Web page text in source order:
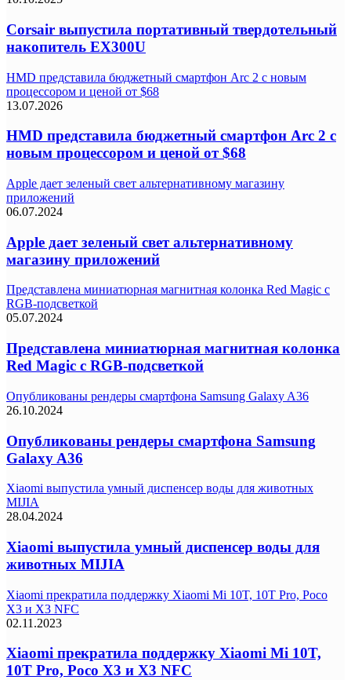
Corsair выпустила портативный твердотельный
накопитель EX300U
HMD представила бюджетный смартфон Arc 2 с новым
процессором и ценой от $68
13.07.2026
HMD представила бюджетный смартфон Arc 2 с
новым процессором и ценой от $68
Apple дает зеленый свет альтернативному магазину
приложений
06.07.2024
Apple дает зеленый свет альтернативному
магазину приложений
Представлена миниатюрная магнитная колонка Red Magic с
RGB-подсветкой
05.07.2024
Представлена миниатюрная магнитная колонка
Red Magic с RGB-подсветкой
Опубликованы рендеры смартфона Samsung Galaxy A36
26.10.2024
Опубликованы рендеры смартфона Samsung
Galaxy A36
Xiaomi выпустила умный диспенсер воды для животных
MIJIA
28.04.2024
Xiaomi выпустила умный диспенсер воды для
животных MIJIA
Xiaomi прекратила поддержку Xiaomi Mi 10T, 10T Pro, Poco
X3 и X3 NFC
02.11.2023
Xiaomi прекратила поддержку Xiaomi Mi 10T,
10T Pro, Poco X3 и X3 NFC